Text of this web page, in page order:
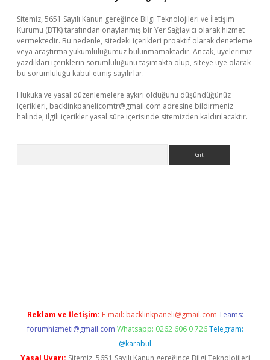
Sitemiz, 5651 Sayılı Kanun gereğince Bilgi Teknolojileri ve İletişim
Kurumu (BTK) tarafından onaylanmış bir Yer Sağlayıcı olarak hizmet
vermektedir. Bu nedenle, sitedeki içerikleri proaktif olarak denetleme
veya araştırma yükümlülüğümüz bulunmamaktadır. Ancak, üyelerimiz
yazdıkları içeriklerin sorumluluğunu taşımakta olup, siteye üye olarak
bu sorumluluğu kabul etmiş sayılırlar.
Hukuka ve yasal düzenlemelere aykırı olduğunu düşündüğünüz
içerikleri, backlinkpanelicomtr@gmail.com adresine bildirmeniz
halinde, ilgili içerikler yasal süre içerisinde sitemizden kaldırılacaktır.
Reklam ve İletişim: E-mail: backlinkpaneli@gmail.com Teams:
forumhizmeti@gmail.com Whatsapp: 0262 606 0 726 Telegram:
@karabul
Yasal Uyarı: Sitemiz, 5651 Sayılı Kanun gereğince Bilgi Teknolojileri